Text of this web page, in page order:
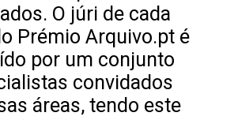
O júri de cada
Prémio Arquivo.pt é
por um conjunto
convidados
áreas, tendo este